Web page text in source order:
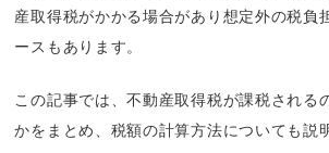
産取得税がかかる場合があり想定外の税負
ースもあります。
この記事では、不動産取得税が課税される
かをまとめ、税額の計算方法についても説